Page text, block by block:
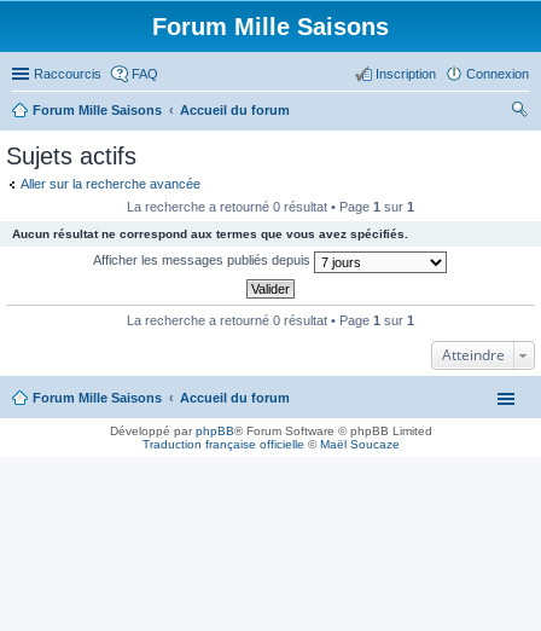
Forum Mille Saisons
Raccourcis FAQ Connexion
Inscription
Forum Mille Saisons
Accueil du forum
Sujets actifs
Aller sur la recherche avancée
La recherche a retourné 0 résultat • Page 1 sur 1
Aucun résultat ne correspond aux termes que vous avez spécifiés.
Afficher les messages publiés depuis
La recherche a retourné 0 résultat • Page 1 sur 1
Atteindre
Forum Mille Saisons Accueil du forum
Développé parphpBB® Forum Software © phpBB Limited
Traduction française officielle ©Maël Soucaze